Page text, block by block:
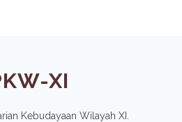
XI
Kebudayaan Wilayah XI.